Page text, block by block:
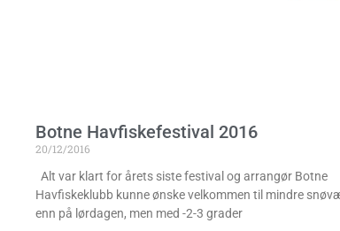
Botne Havfiskefestival 2016
20/12/2016
Alt var klart for årets siste festival og arrangør Botne
Havfiskeklubb kunne ønske velkommen til mindre
enn på lørdagen, men med -2-3 grader